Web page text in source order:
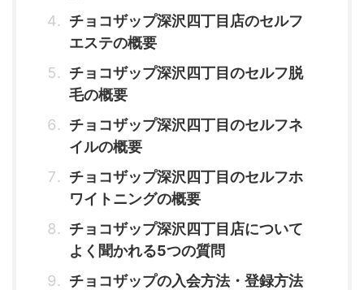
チョコザップ深沢四丁目店のセルフ
エステの概要
チョコザップ深沢四丁目のセルフ脱
毛の概要
チョコザップ深沢四丁目のセルフネ
イルの概要
チョコザップ深沢四丁目のセルフホ
ワイトニングの概要
チョコザップ深沢四丁目店について
よく聞かれる5つの質問
チョコザップの入会方法・登録方法